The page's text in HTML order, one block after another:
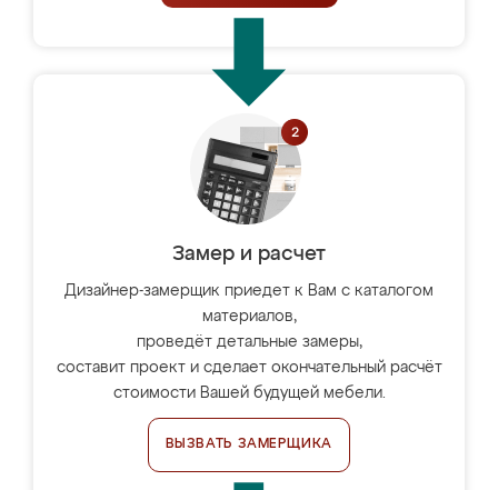
Замер и расчет
Дизайнер-замерщик приедет к Вам с каталогом
материалов,
проведёт детальные замеры,
составит проект и сделает окончательный расчёт
стоимости Вашей будущей мебели.
ВЫЗВАТЬ ЗАМЕРЩИКА